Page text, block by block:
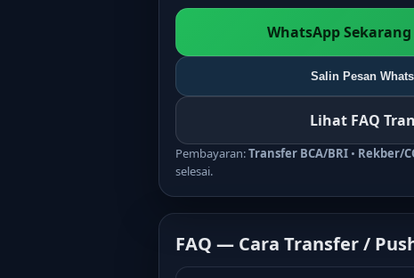
WhatsApp
Salin Pesan
Lihat FAQ
Pembayaran:Transfer BCA/BRI • Rekber/
selesai.
FAQ — Cara Transfer /